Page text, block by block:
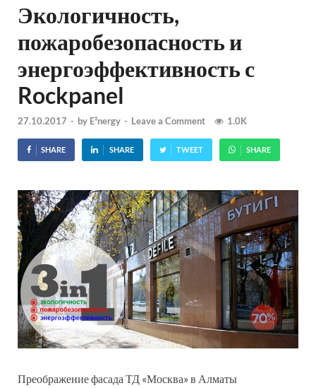
Экологичность,
пожаробезопасность и
энергоэффективность с
Rockpanel
27.10.2017 - by E²nergy - Leave a Comment 1.0K
SHARE SHARE TWEET SHARE
Преображение фасада ТД «Москва» в Алматы